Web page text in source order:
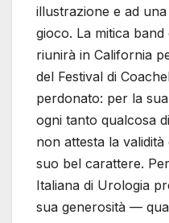
illustrazione e ad
gioco. La mitica
riunirà in California
del Festival di
perdonato: per la
ogni tanto qualcosa
non attesta la
suo bel carattere.
Italiana di Urologia
sua generosità —